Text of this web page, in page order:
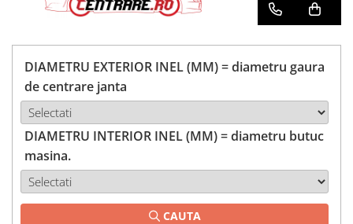
DIAMETRU EXTERIOR INEL (MM) = diametru gaura
de centrare janta
DIAMETRU INTERIOR INEL (MM) = diametru butuc
masina.
CAUTA